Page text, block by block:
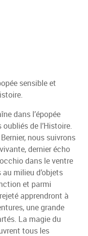
sensible et
dans l’épopée
de l’Histoire.
nous suivrons
dernier écho
dans le ventre
milieu d’objets
et parmi
apprendront à
une grande
La magie du
tous les